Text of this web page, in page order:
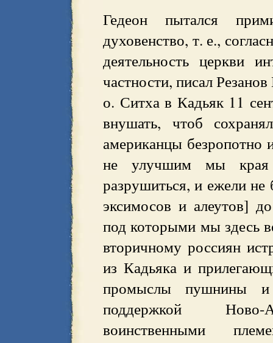
Гедеон пытался
духовенство, т. е.,
деятельность церкви
частности, писал
о. Ситха в Кадьяк 11
внушать, чтоб
американцы безропотно
не улучшим мы края
разрушиться, и ежели
эксимосов и алеутов]
под которыми мы здесь
вторичному россиян
из Кадьяка и
промыслы пушнины
поддержкой Ново-
воинственными